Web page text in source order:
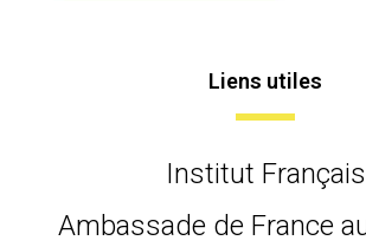
Liens utiles
Institut Français
Ambassade de France